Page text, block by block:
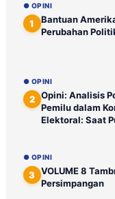
● OPINI
1
Bantuan
Perubahan
● OPINI
2 Opini: Analisis
Pemilu dalam
Elektoral: Saat
● OPINI
3 VOLUME 8
Persimpangan